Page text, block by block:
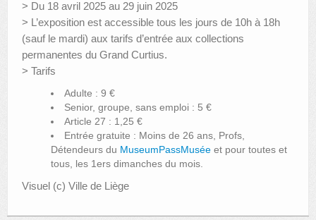
> Du 18 avril 2025 au 29 juin 2025
> L’exposition est accessible tous les jours de 10h à 18h
(sauf le mardi) aux tarifs d’entrée aux collections
permanentes du Grand Curtius.
> Tarifs
Adulte : 9 €
Senior, groupe, sans emploi : 5 €
Article 27 : 1,25 €
Entrée gratuite : Moins de 26 ans, Profs,
Détendeurs du MuseumPassMuséeet pour toutes et
tous, les 1ers dimanches du mois.
Visuel (c) Ville de Liège